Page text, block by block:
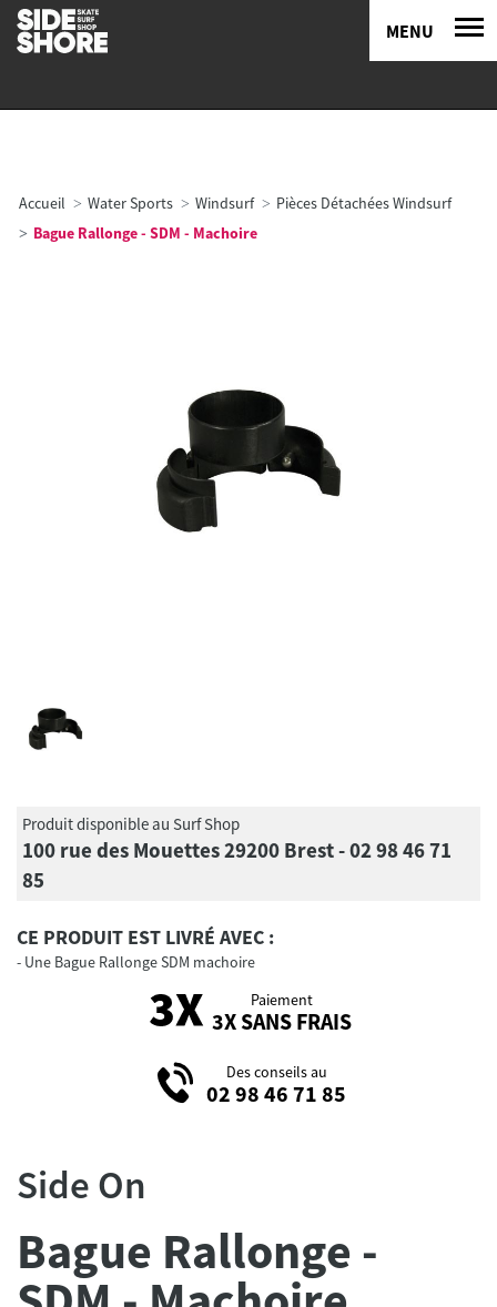
MENU
Accueil Water Sports Windsurf
Pièces Détachées Windsurf
Bague Rallonge - SDM - Machoire
Produit disponible au Surf Shop
100 rue des Mouettes 29200 Brest - 02 98 46 71
85
CE PRODUIT EST LIVRÉ AVEC :
Une Bague Rallonge SDM machoire
Paiement
3X SANS FRAIS
Des conseils au
02 98 46 71 85
Side On
Bague Rallonge -